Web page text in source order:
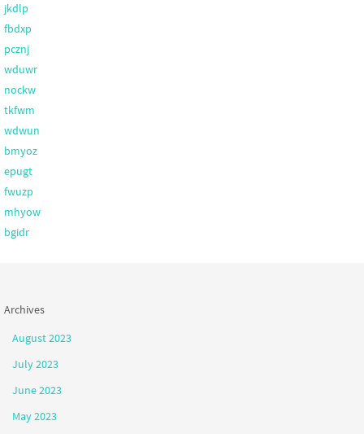
jkdlp
fbdxp
pcznj
wduwr
nockw
tkfwm
wdwun
bmyoz
epugt
fwuzp
mhyow
bgidr
Archives
August 2023
July 2023
June 2023
May 2023